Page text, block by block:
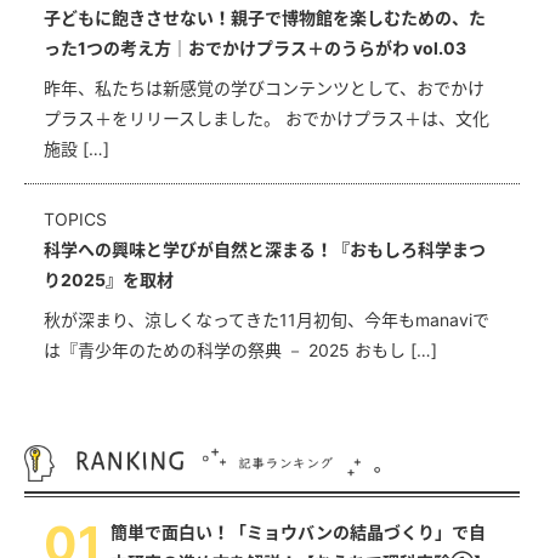
子どもに飽きさせない！親子で博物館を楽しむための、た
った1つの考え方｜おでかけプラス＋のうらがわ vol.03
昨年、私たちは新感覚の学びコンテンツとして、おでかけ
プラス＋をリリースしました。 おでかけプラス＋は、文化
施設 […]
TOPICS
科学への興味と学びが自然と深まる！『おもしろ科学まつ
り2025』を取材
秋が深まり、涼しくなってきた11月初旬、今年もmanaviで
は『青少年のための科学の祭典 － 2025 おもし […]
01
簡単で面白い！「ミョウバンの結晶づくり」で自